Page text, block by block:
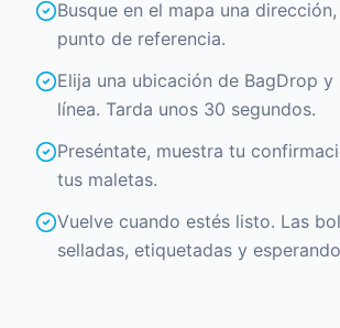
Busque en el mapa una
punto de referencia.
Elija una ubicación de BagDrop y
línea. Tarda unos 30 segundos.
Preséntate, muestra tu
tus maletas.
Vuelve cuando estés listo. Las
selladas, etiquetadas y